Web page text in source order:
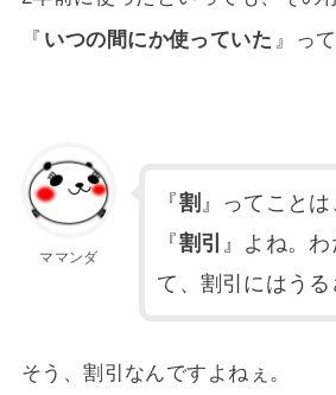
『 いつの間にか使っていた 』っ
ママンダ
『割 』ってこと
『割引
』よね。
て、割引にはうる
そう、割引なんですよねぇ。